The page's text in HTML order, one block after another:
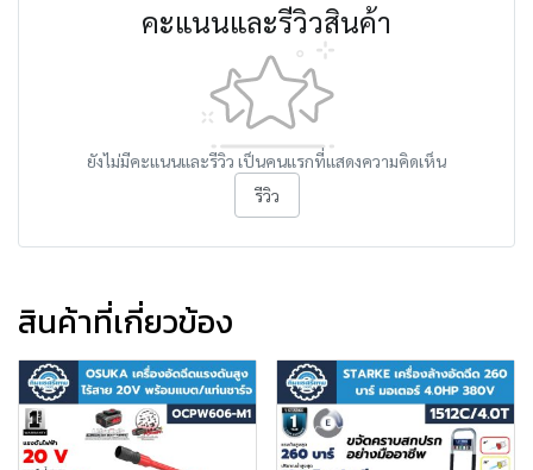
คะแนนและรีวิวสินค้า
ยังไม่มีคะแนนและรีวิว เป็นคนแรกที่แสดงความคิดเห็น
รีวิว
สินค้าที่เกี่ยวข้อง